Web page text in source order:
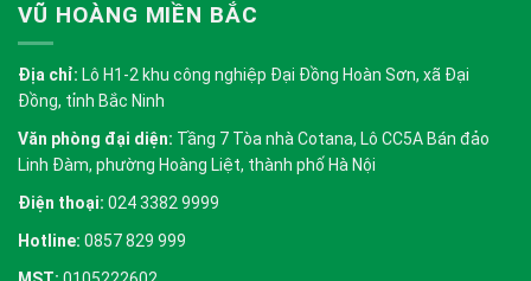
VŨ HOÀNG MIỀN BẮC
Địa chỉ: Lô H1-2 khu công nghiệp Đại Đồng Hoàn Sơn, xã Đại
Đồng, tỉnh Bắc Ninh
Văn phòng đại diện: Tầng 7 Tòa nhà Cotana, Lô CC5A Bán đảo
Linh Đàm, phường Hoàng Liệt, thành phố Hà Nội
Điện thoại: 024 3382 9999
Hotline: 0857 829 999